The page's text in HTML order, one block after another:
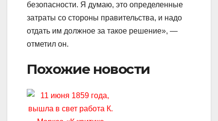
безопасности. Я думаю, это определенные
затраты со стороны правительства, и надо
отдать им должное за такое решение», —
отметил он.
Похожие новости